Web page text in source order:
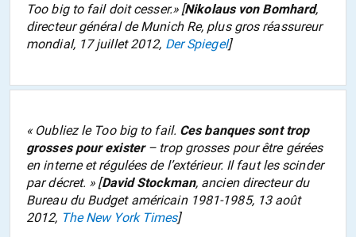
Too big to faildoit cesser.»[Nikolaus von Bomhard,
directeur général de Munich Re, plus gros réassureur
mondial, 17 juillet 2012, Der Spiegel]
« Oubliez le Too big to fail. Ces banques sont trop
grosses pour exister– trop grosses pour être gérées
en interne et régulées de l’extérieur. Il faut les scinder
par décret. » [David Stockman, ancien directeur du
Bureau du Budget américain 1981-1985, 13 août
2012, The New York Times]